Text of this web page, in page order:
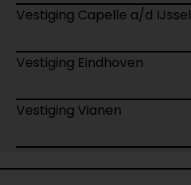
Vestiging Capelle a/d IJssel
Vestiging Eindhoven
Vestiging Vianen